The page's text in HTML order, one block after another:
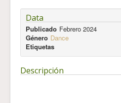
Data
Publicado Febrero 2024
Género Dance
Etiquetas
Descripción